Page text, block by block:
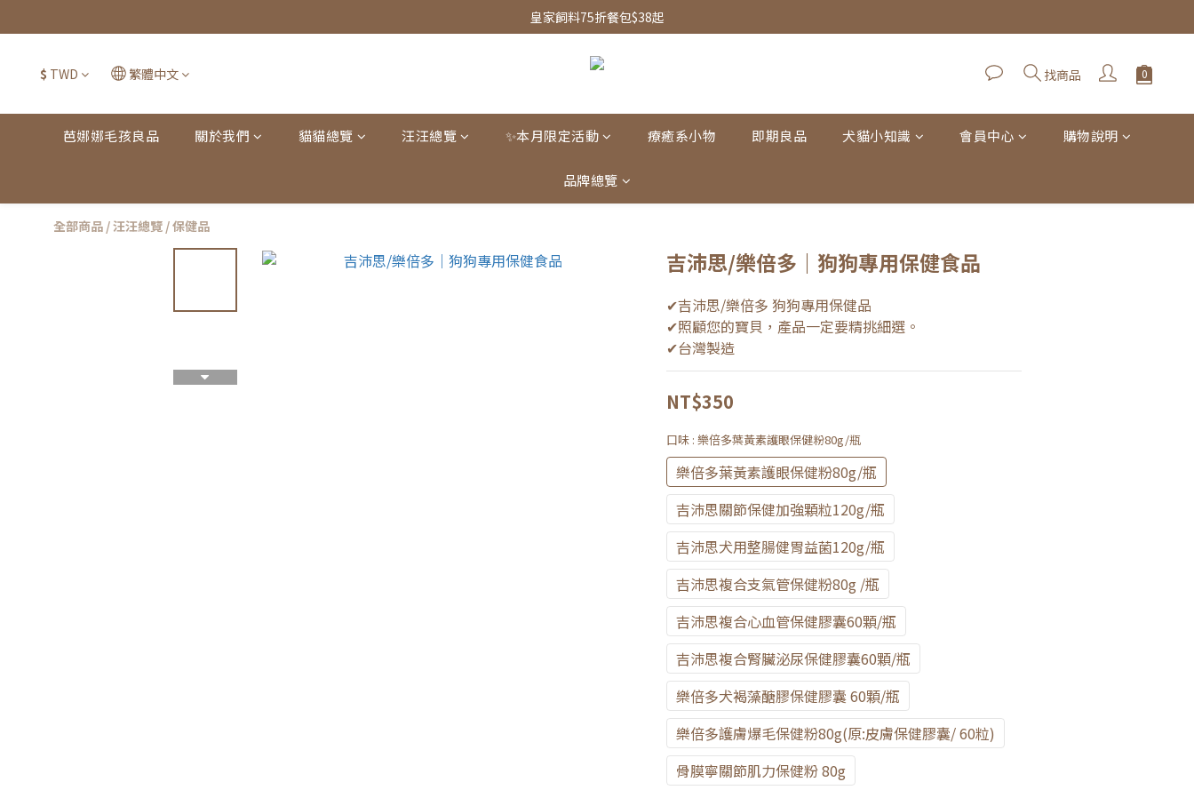
皇家飼料75折餐包$38起
皇家飼料75折餐包$38起
$ TWD 繁體中文 找商品
芭娜娜毛孩良品 關於我們 貓貓總覽 汪汪總覽 ✨本月限定活動 療癒系小物 即期良品 犬貓小知識 會員中心 購物說明
品牌總覽
全部商品 /汪汪總覽 /保健品
吉沛思/樂倍多｜狗狗專用保健食品
✔吉沛思/樂倍多 狗狗專用保健品
✔照顧您的寶貝，產品一定要精挑細選。
✔台灣製造
NT$350
口味 : 樂倍多葉黃素護眼保健粉80g/瓶
樂倍多葉黃素護眼保健粉80g/瓶
吉沛思關節保健加強顆粒120g/瓶
吉沛思犬用整腸健胃益菌120g/瓶
吉沛思複合支氣管保健粉80g /瓶
吉沛思複合心血管保健膠囊60顆/瓶
吉沛思複合腎臟泌尿保健膠囊60顆/瓶
樂倍多犬褐藻醣膠保健膠囊 60顆/瓶
樂倍多護膚爆毛保健粉80g(原:皮膚保健膠囊/ 60粒)
骨膜寧關節肌力保健粉 80g